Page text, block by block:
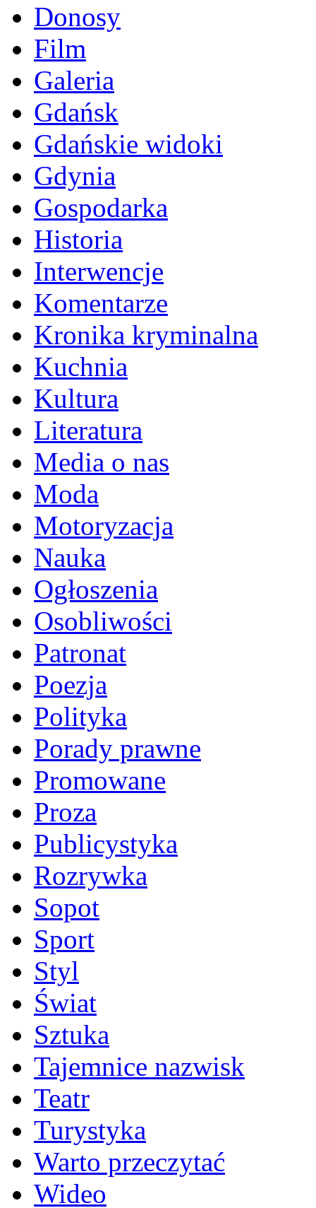
Donosy
Film
Galeria
Gdańsk
Gdańskie widoki
Gdynia
Gospodarka
Historia
Interwencje
Komentarze
Kronika kryminalna
Kuchnia
Kultura
Literatura
Media o nas
Moda
Motoryzacja
Nauka
Ogłoszenia
Osobliwości
Patronat
Poezja
Polityka
Porady prawne
Promowane
Proza
Publicystyka
Rozrywka
Sopot
Sport
Styl
Świat
Sztuka
Tajemnice nazwisk
Teatr
Turystyka
Warto przeczytać
Wideo